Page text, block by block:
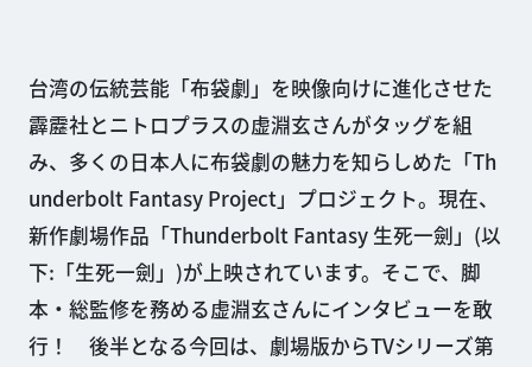
台湾の伝統芸能「布袋劇」を映像向けに進化させた
霹靂社とニトロプラスの虚淵玄さんがタッグを組
み、多くの日本人に布袋劇の魅力を知らしめた「Th
underbolt Fantasy Project」プロジェクト。現在、
新作劇場作品「Thunderbolt Fantasy 生死一劍」(以
下:「生死一劍」)が上映されています。そこで、脚
本・総監修を務める虚淵玄さんにインタビューを敢
行！ 後半となる今回は、劇場版からTVシリーズ第